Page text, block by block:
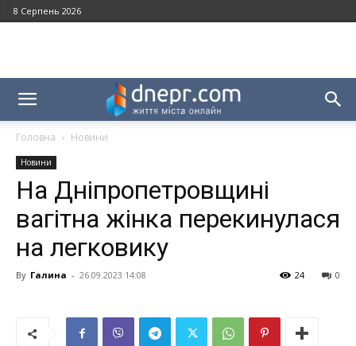
8 Серпень 2026
Головна Новини
Новини
На Дніпропетровщині
вагітна жінка перекинулася
на легковику
By Галина - 26.09.2023 14:08 0
24